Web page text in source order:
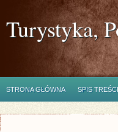
Turystyka,
STRONA GŁÓWNA SPIS TREŚCI